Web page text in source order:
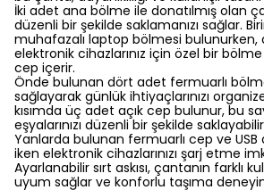
İki adet ana bölme ile donatılmış olan
düzenli bir şekilde saklamanızı sağlar.
muhafazalı laptop bölmesi
elektronik cihazlarınız için özel bir
cep içerir.
Önde bulunan dört adet fermuarlı
sağlayarak günlük ihtiyaçlarınızı
kısımda üç adet açık cep bulunur, bu
eşyalarınızı düzenli bir şekilde
Yanlarda bulunan fermuarlı cep ve USB
iken elektronik cihazlarınızı şarj etme
Ayarlanabilir sırt askısı, çantanın farklı
uyum sağlar ve konforlu taşıma